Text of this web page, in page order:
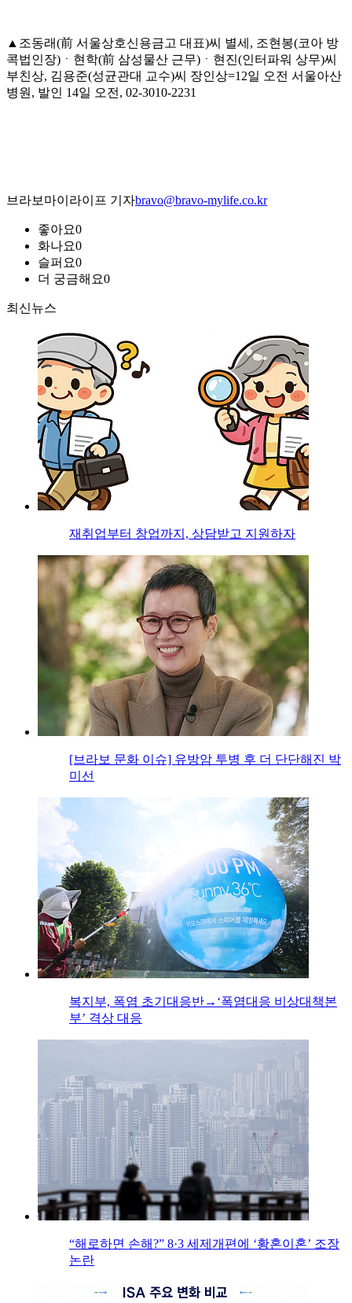
▲조동래(前 서울상호신용금고 대표)씨 별세, 조현봉(코아 방
콕법인장)ㆍ현학(前 삼성물산 근무)ㆍ현진(인터파워 상무)씨
부친상, 김용준(성균관대 교수)씨 장인상=12일 오전 서울아산
병원, 발인 14일 오전, 02-3010-2231
브라보마이라이프 기자bravo@bravo-mylife.co.kr
좋아요0
화나요0
슬퍼요0
더 궁금해요0
최신뉴스
재취업부터 창업까지, 상담받고 지원하자
[브라보 문화 이슈] 유방암 투병 후 더 단단해진 박
미선
복지부, 폭염 초기대응반→‘폭염대응 비상대책본
부’ 격상 대응
“해로하면 손해?” 8·3 세제개편에 ‘황혼이혼’ 조장
논란